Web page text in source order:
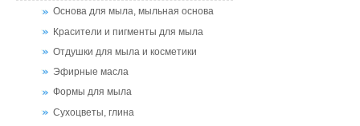
Основа для мыла, мыльная основа
Красители и пигменты для мыла
Отдушки для мыла и косметики
Эфирные масла
Формы для мыла
Сухоцветы, глина